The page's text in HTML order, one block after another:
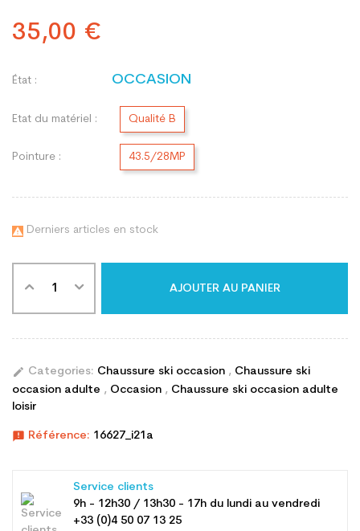
35,00 €
État : OCCASION
Etat du matériel : Qualité B
Pointure : 43.5/28MP
 Derniers articles en stock
AJOUTER AU PANIER
edit Categories: Chaussure ski occasion , Chaussure ski
occasion adulte , Occasion , Chaussure ski occasion adulte
loisir
announcement Référence: 16627_i21a
Service clients
9h - 12h30 / 13h30 - 17h du lundi au vendredi
+33 (0)4 50 07 13 25